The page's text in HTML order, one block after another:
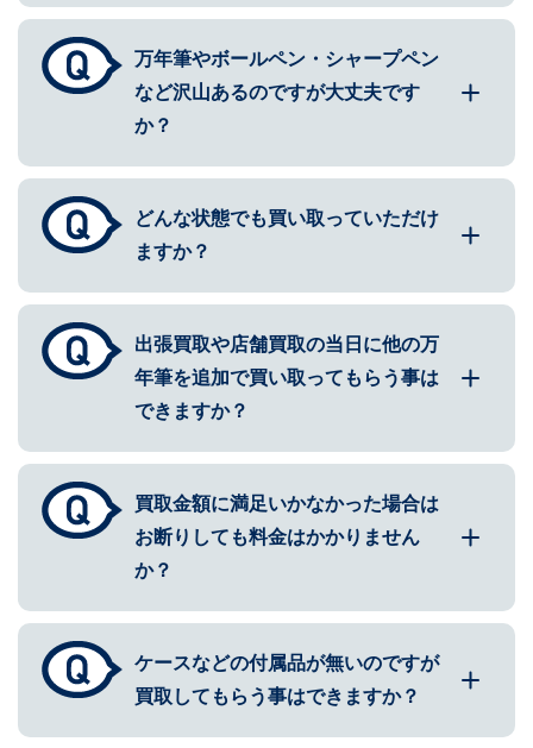
万年筆やボールペン・シャープペン
など沢山あるのですが大丈夫です
か？
どんな状態でも買い取っていただけ
ますか？
出張買取や店舗買取の当日に他の万
年筆を追加で買い取ってもらう事は
できますか？
買取金額に満足いかなかった場合は
お断りしても料金はかかりません
か？
ケースなどの付属品が無いのですが
買取してもらう事はできますか？